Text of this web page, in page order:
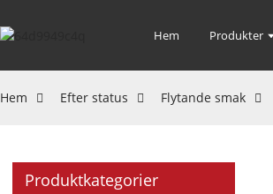
Hem Produkter
Hem Efter status Flytande smak
Produktkategorier